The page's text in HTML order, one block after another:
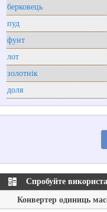
берковець
пуд
фунт
лот
золотнік
доля
Спробуйте
Конвертер одиниць